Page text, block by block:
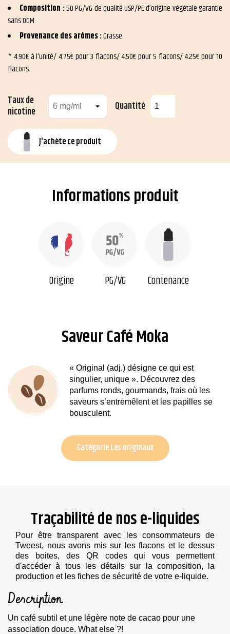
Composition :50 PG/VG de qualité USP/PE d’origine végétale garantie
sans OGM.
Provenance des arômes :Grasse.
* 4.90€ à l'unité/ 4.75€ pour 3 flacons/ 4.50€ pour 5 flacons/ 4.25€ pour 10
flacons.
Taux de
nicotine Quantité
J'achète ce produit
Informations produit
Origine PG/VG Contenance
Saveur Café Moka
« Original (adj.) désigne ce qui est
singulier, unique ». Découvrez des
parfums ronds, gourmands, frais où les
saveurs s’entremêlent et les papilles se
bousculent.
Catégorie Les originaux
Traçabilité de nos e-liquides
Pour être transparent avec les consommateurs de
Tweest, nous avons mis sur les flacons et le dessus
des boites, des QR codes qui vous permettent
d'accéder à tous les détails sur la composition, la
production et les fiches de sécurité de votre e-liquide.
Description
Un café subtil et une légère note de cacao pour une
association douce. What else ?!